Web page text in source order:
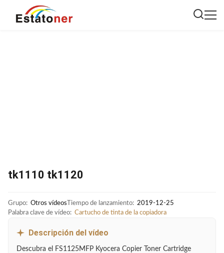
tk1110 tk1120
Grupo: Otros vídeos Tiempo de lanzamiento: 2019-12-25
Palabra clave de vídeo: Cartucho de tinta de la copiadora
Descripción del vídeo
Descubra el FS1125MFP Kyocera Copier Toner Cartridge